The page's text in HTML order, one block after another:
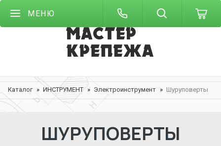
МЕНЮ
Каталог ИНСТРУМЕНТ Электроинструмент Шуруповерты
ШУРУПОВЕРТЫ